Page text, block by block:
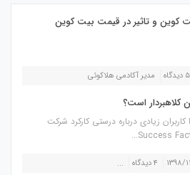
کوین و تاثیر در قیمت بیت کوین
۵ دیدگاه مدیر آکادمی هلاکوئی
کلاهبردار است؟
کاربران زیادی درباره درستی کارکرد شرکت
Success
۱۱/۲۸ ۴ دیدگاه ...